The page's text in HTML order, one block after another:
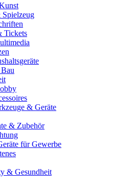
Tickets
& Geräte
& Zubehör
für Gewerbe
& Gesundheit